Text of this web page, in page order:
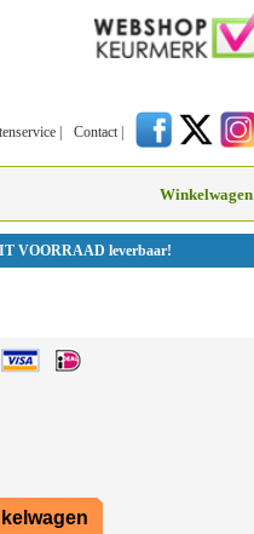
Contact
Winkelwagen
VOORRAAD leverbaar!